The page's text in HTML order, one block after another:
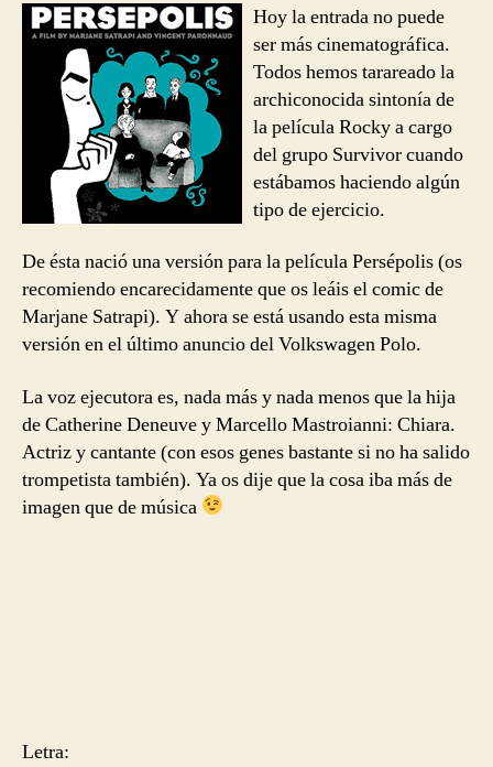
Of
The
Hoy la entrada no puede
ser más cinematográfica.
Todos hemos tarareado la
archiconocida sintonía de
la película Rocky a cargo
del grupo Survivor cuando
estábamos haciendo algún
tipo de ejercicio.
De ésta nació una versión para la película Persépolis (os
recomiendo encarecidamente que os leáis el comic de
Marjane Satrapi). Y ahora se está usando esta misma
versión en el último anuncio del Volkswagen Polo.
La voz ejecutora es, nada más y nada menos que la hija
de Catherine Deneuve y Marcello Mastroianni: Chiara.
Actriz y cantante (con esos genes bastante si no ha salido
trompetista también). Ya os dije que la cosa iba más de
imagen que de música
Letra: